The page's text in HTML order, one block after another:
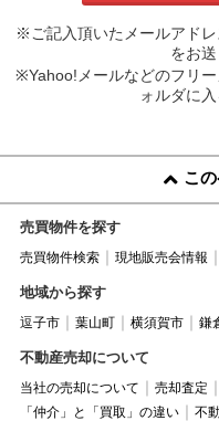
※ご記入頂いたメールアド
をお送
※Yahoo!メールなどのフリ
ォルダに
こ
売買物件を探す
売買物件検索 現地販売会情報
地域から探す
逗子市 葉山町 横須賀市 鎌
不動産売却について
当社の売却について 売却査定
「仲介」と「買取」の違い
不